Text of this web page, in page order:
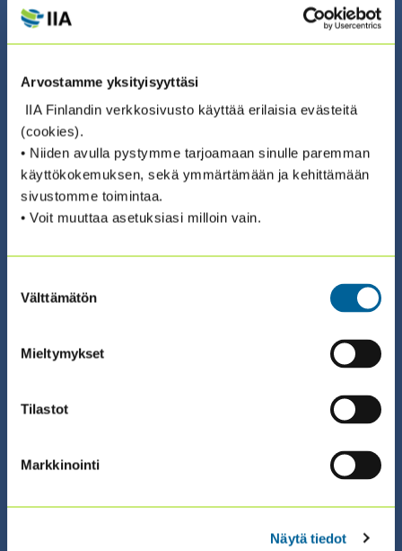
Arvostamme yksityisyyttäsi
IIA Finlandin verkkosivusto käyttää erilaisia evästeitä
(cookies).
• Niiden avulla pystymme tarjoamaan sinulle paremman
käyttökokemuksen, sekä ymmärtämään ja kehittämään
sivustomme toimintaa.
• Voit muuttaa asetuksiasi milloin vain.
valinta
Välttämätön
Mieltymykset
Tilastot
Markkinointi
Näytä tiedot
AJANKOHTAISWEBINAARI: SÄÄNTELY
MUUTTUU, ODOTUKSET KASVAVAT –
SISÄISEN TARKASTUKSEN
NÄKÖKULMA
KESTÄVYYSRAPORTOINTIIN
(2.9. + 3.9. + 9.9. + 10.9.)